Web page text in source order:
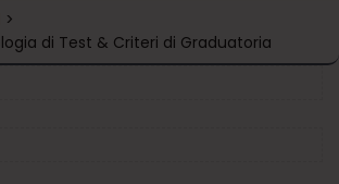
>
di Test & Criteri di Graduatoria